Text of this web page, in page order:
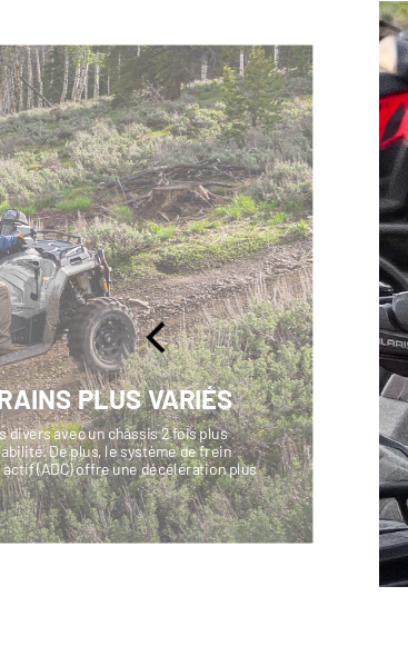
PLUS VARIÉS
avec un châssis 2 fois plus
De plus, le système de frein
(ADC) offre une décélération plus